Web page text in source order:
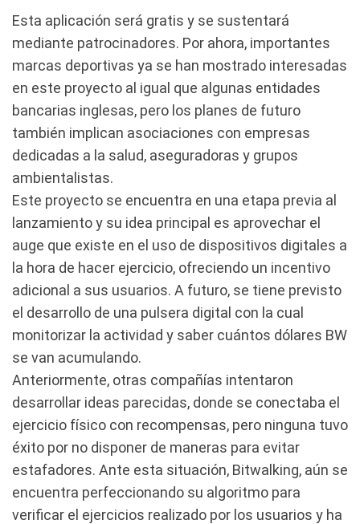
Esta aplicación será gratis y se sustentará
mediante patrocinadores. Por ahora, importantes
marcas deportivas ya se han mostrado interesadas
en este proyecto al igual que algunas entidades
bancarias inglesas, pero los planes de futuro
también implican asociaciones con empresas
dedicadas a la salud, aseguradoras y grupos
ambientalistas.
Este proyecto se encuentra en una etapa previa al
lanzamiento y su idea principal es aprovechar el
auge que existe en el uso de dispositivos digitales a
la hora de hacer ejercicio, ofreciendo un incentivo
adicional a sus usuarios. A futuro, se tiene previsto
el desarrollo de una pulsera digital con la cual
monitorizar la actividad y saber cuántos dólares BW
se van acumulando.
Anteriormente, otras compañías intentaron
desarrollar ideas parecidas, donde se conectaba el
ejercicio físico con recompensas, pero ninguna tuvo
éxito por no disponer de maneras para evitar
estafadores. Ante esta situación, Bitwalking, aún se
encuentra perfeccionando su algoritmo para
verificar el ejercicios realizado por los usuarios y ha